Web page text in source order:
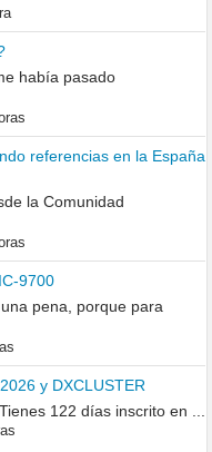
había pasado
referencias en la España
la Comunidad
9700
pena, porque para
y DXCLUSTER
122 días inscrito en ...